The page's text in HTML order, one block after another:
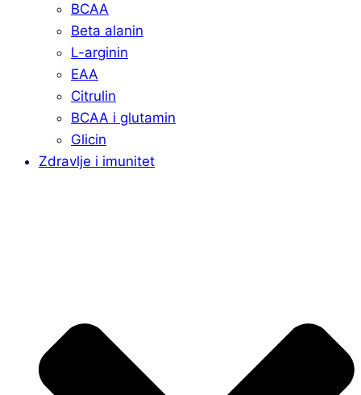
BCAA
Beta alanin
L-arginin
EAA
Citrulin
BCAA i glutamin
Glicin
Zdravlje i imunitet